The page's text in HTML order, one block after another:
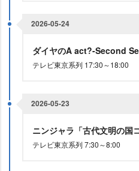
2026-05-24
ダイヤのA act?-Second
テレビ東京系列 17:30～18:00
2026-05-23
ニンジャラ「古代文明の国
テレビ東京系列 7:30～8:00